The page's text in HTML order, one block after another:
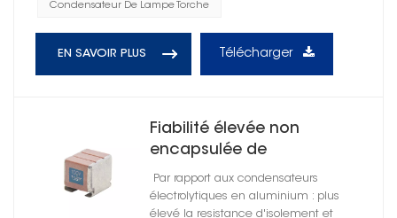
Condensateur De Lampe Torche
EN SAVOIR PLUS Télécharger
Fiabilité élevée non
encapsulée de
condensateurs en
céramique de parenthèse
en métal
Par rapport aux condensateurs
électrolytiques en aluminium : plus
élevé la resistance d'isolement et